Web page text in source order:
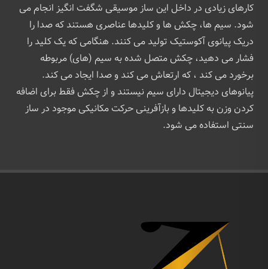
کارهای زیادی در داخل این ساز موسیقی شگفت انگیز انجام می
شود. سیم ها، چکش ها و کلیدها عناصری هستند که صدا را
دریک پیانوی آکوستیک تولید می کنند. هنگامی که یک کلید را
فشار می دهید، چکش متصل شده به سیم (های) مربوطه
برخورد می کند ، که ارتعاش می کند و صدا ایجاد می کند.
پیانوهای دیجیتال دارای سیم نیستند و از چکش فقط برای اضافه
کردن وزن به کلیدها و بازآفرینی حرکت مکانیکی موجود در ساز
سنتی استفاده می شود.